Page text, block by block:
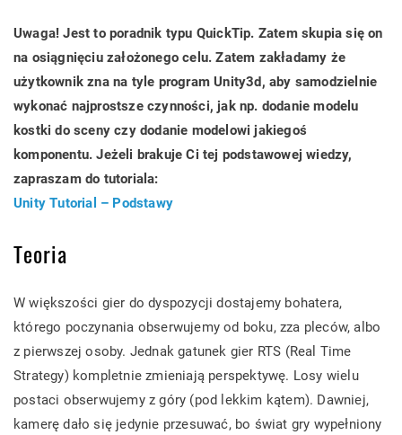
Uwaga! Jest to poradnik typu QuickTip. Zatem skupia się on
na osiągnięciu założonego celu. Zatem zakładamy że
użytkownik zna na tyle program Unity3d, aby samodzielnie
wykonać najprostsze czynności, jak np. dodanie modelu
kostki do sceny czy dodanie modelowi jakiegoś
komponentu. Jeżeli brakuje Ci tej podstawowej wiedzy,
zapraszam do tutoriala:
Unity Tutorial – Podstawy
Teoria
W większości gier do dyspozycji dostajemy bohatera,
którego poczynania obserwujemy od boku, zza pleców, albo
z pierwszej osoby. Jednak gatunek gier RTS (Real Time
Strategy) kompletnie zmieniają perspektywę. Losy wielu
postaci obserwujemy z góry (pod lekkim kątem). Dawniej,
kamerę dało się jedynie przesuwać, bo świat gry wypełniony